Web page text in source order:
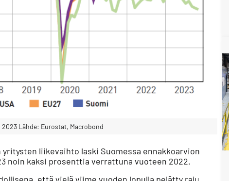
Lähde: Eurostat, Macrobond
liikevaihto laski Suomessa ennakkoarvion
noin kaksi prosenttia verrattuna vuoteen 2022.